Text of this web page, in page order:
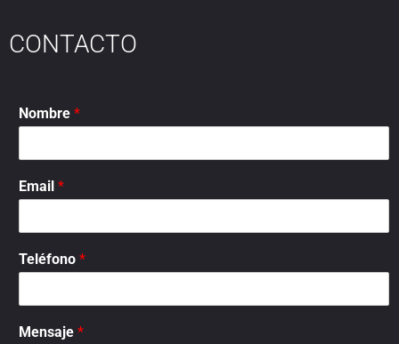
CONTACTO
Nombre *
Email *
Teléfono *
Mensaje *